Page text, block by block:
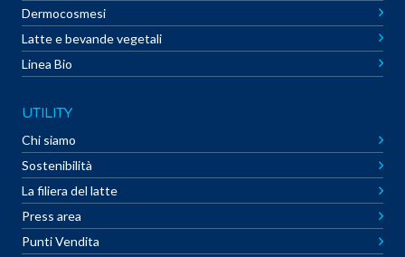
Dermocosmesi
Latte e bevande vegetali
Linea Bio
UTILITY
Chi siamo
Sostenibilità
La filiera del latte
Press area
Punti Vendita